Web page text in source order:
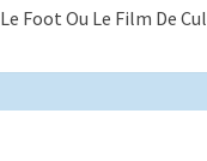
Le Foot Ou Le Film De Cul